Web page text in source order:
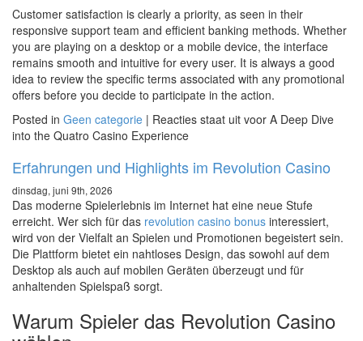
Customer satisfaction is clearly a priority, as seen in their
responsive support team and efficient banking methods. Whether
you are playing on a desktop or a mobile device, the interface
remains smooth and intuitive for every user. It is always a good
idea to review the specific terms associated with any promotional
offers before you decide to participate in the action.
Posted in Geen categorie | Reacties staat uit voor A Deep Dive
into the Quatro Casino Experience
Erfahrungen und Highlights im Revolution Casino
dinsdag, juni 9th, 2026
Das moderne Spielerlebnis im Internet hat eine neue Stufe
erreicht. Wer sich für das revolution casino bonus interessiert,
wird von der Vielfalt an Spielen und Promotionen begeistert sein.
Die Plattform bietet ein nahtloses Design, das sowohl auf dem
Desktop als auch auf mobilen Geräten überzeugt und für
anhaltenden Spielspaß sorgt.
Warum Spieler das Revolution Casino